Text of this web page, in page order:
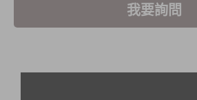
我要詢問